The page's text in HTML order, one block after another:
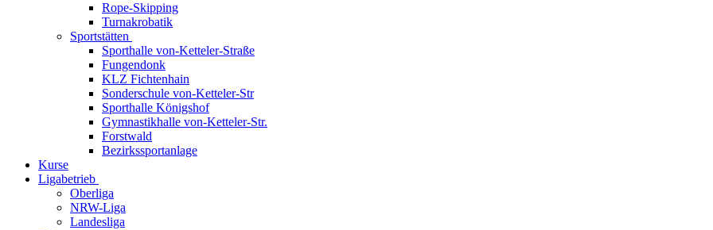
Rope-Skipping
Turnakrobatik
Sportstätten
Sporthalle von-Ketteler-Straße
Fungendonk
KLZ Fichtenhain
Sonderschule von-Ketteler-Str
Sporthalle Königshof
Gymnastikhalle von-Ketteler-Str.
Forstwald
Bezirkssportanlage
Kurse
Ligabetrieb
Oberliga
NRW-Liga
Landesliga